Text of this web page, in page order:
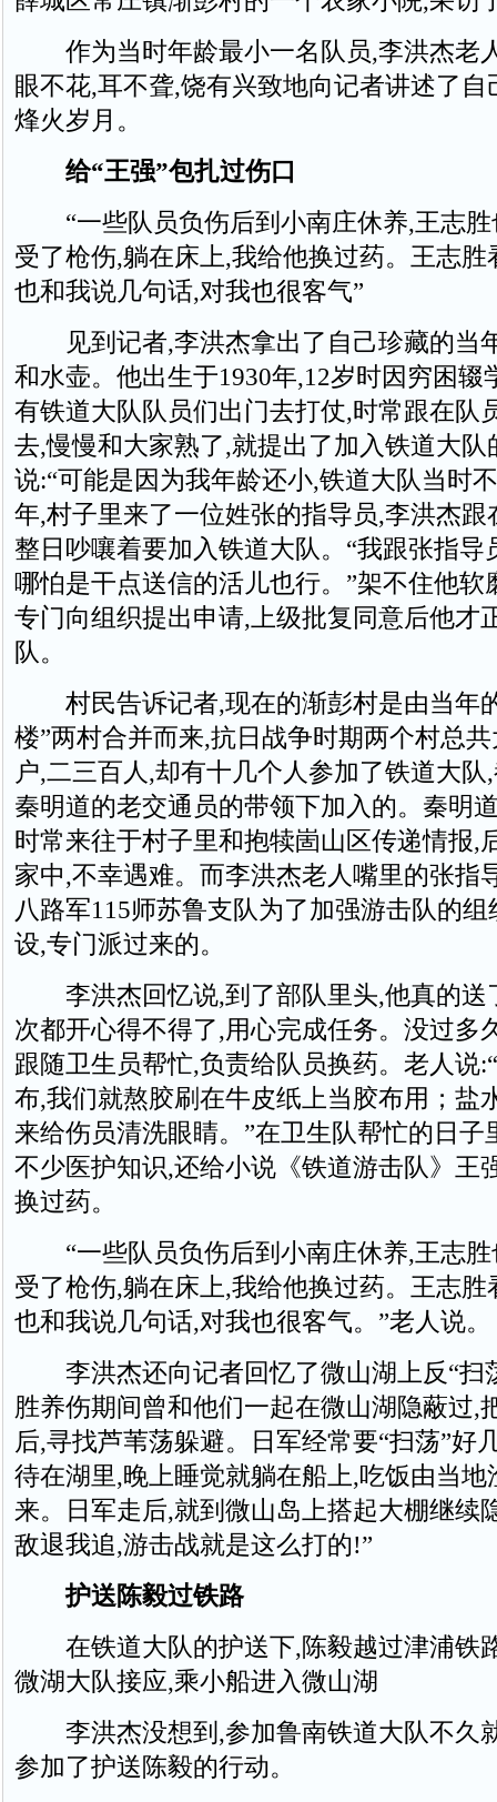
作为当时年龄最小一名队员,李洪杰老
眼不花,耳不聋,饶有兴致地向记者讲述了自
烽火岁月。
给“王强”包扎过伤口
“一些队员负伤后到小南庄休养,王志胜
受了枪伤,躺在床上,我给他换过药。王志胜
也和我说几句话,对我也很客气”
见到记者,李洪杰拿出了自己珍藏的当
和水壶。他出生于1930年,12岁时因穷困辍
有铁道大队队员们出门去打仗,时常跟在队
去,慢慢和大家熟了,就提出了加入铁道大队
说:“可能是因为我年龄还小,铁道大队当时
年,村子里来了一位姓张的指导员,李洪杰跟
整日吵嚷着要加入铁道大队。“我跟张指导
哪怕是干点送信的活儿也行。”架不住他软
专门向组织提出申请,上级批复同意后他才
队。
村民告诉记者,现在的渐彭村是由当年
楼”两村合并而来,抗日战争时期两个村总
户,二三百人,却有十几个人参加了铁道大队
秦明道的老交通员的带领下加入的。秦明
时常来往于村子里和抱犊崮山区传递情报,
家中,不幸遇难。而李洪杰老人嘴里的张指
八路军115师苏鲁支队为了加强游击队的
设,专门派过来的。
李洪杰回忆说,到了部队里头,他真的送
次都开心得不得了,用心完成任务。没过多
跟随卫生员帮忙,负责给队员换药。老人说
布,我们就熬胶刷在牛皮纸上当胶布用；盐
来给伤员清洗眼睛。”在卫生队帮忙的日子
不少医护知识,还给小说《铁道游击队》王
换过药。
“一些队员负伤后到小南庄休养,王志胜
受了枪伤,躺在床上,我给他换过药。王志胜
也和我说几句话,对我也很客气。”老人说。
李洪杰还向记者回忆了微山湖上反“扫
胜养伤期间曾和他们一起在微山湖隐蔽过,
后,寻找芦苇荡躲避。日军经常要“扫荡”好
待在湖里,晚上睡觉就躺在船上,吃饭由当地
来。日军走后,就到微山岛上搭起大棚继续
敌退我追,游击战就是这么打的!”
护送陈毅过铁路
在铁道大队的护送下,陈毅越过津浦铁
微湖大队接应,乘小船进入微山湖
李洪杰没想到,参加鲁南铁道大队不久
参加了护送陈毅的行动。